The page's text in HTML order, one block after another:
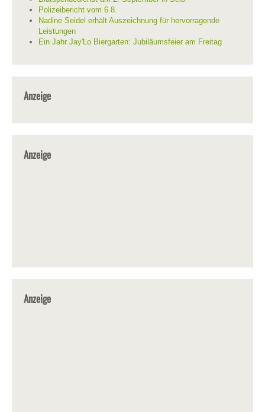
Polizeibericht vom 6.8.
Nadine Seidel erhält Auszeichnung für hervorragende
Leistungen
Ein Jahr Jay'Lo Biergarten: Jubiläumsfeier am Freitag
Anzeige
Anzeige
Anzeige